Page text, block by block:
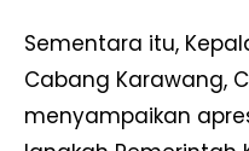
Sementara itu,
Cabang Karawang,
menyampaikan